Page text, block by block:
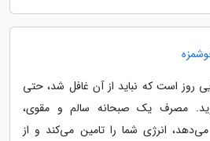
روز است که نباید از آن غافل شد، حتی
مصرف یک صبحانه سالم و مقوی،
انرژی شما را تامین می‌کند و از